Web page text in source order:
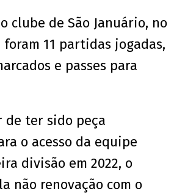
clube de São Januário, no
foram 11 partidas jogadas,
e passes para
de ter sido peça
o acesso da equipe
divisão em 2022, o
não renovação com o